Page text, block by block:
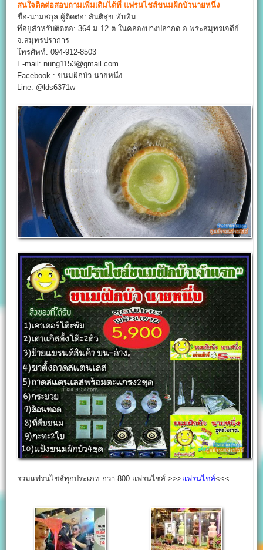
สนใจติดต่อสอบถามเพิ่มเติมได้ที่ แฟรนไชส์ขนมฝักบัวนายหนึ่ง
ชื่อ-นามสกุล ผู้ติดต่อ: สันติสุข ทับทิม
ที่อยู่สำหรับติดต่อ: 364 ม.12 ต.ในคลองบางปลากด อ.พระสมุทรเจดีย์
จ.สมุทรปราการ
โทรศัพท์: 094-912-8503
E-mail: nung1153@gmail.com
Facebook : ขนมฝักบัว นายหนึ่ง
Line: @lds6371w
รวมแฟรนไชส์ทุกประเภท กว่า 800 แฟรนไชส์ >>>แฟรนไชส์<<<